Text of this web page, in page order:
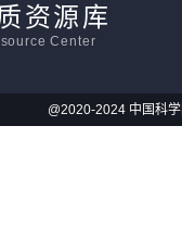
资源库
Center
@2020-2024 中国科